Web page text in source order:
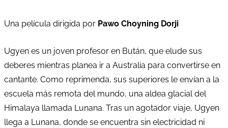
Una película dirigida por Pawo Choyning Dorji
Ugyen es un joven profesor en Bután, que elude sus
deberes mientras planea ir a Australia para convertirse en
cantante. Como reprimenda, sus superiores le envían a la
escuela más remota del mundo, una aldea glacial del
Himalaya llamada Lunana. Tras un agotador viaje, Ugyen
llega a Lunana, donde se encuentra sin electricidad ni